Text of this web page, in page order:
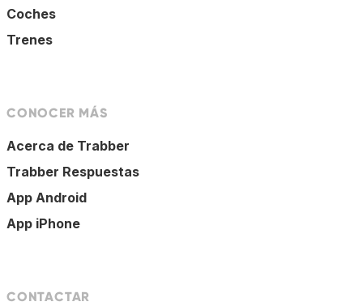
Coches
Trenes
CONOCER MÁS
Acerca de Trabber
Trabber Respuestas
App Android
App iPhone
CONTACTAR